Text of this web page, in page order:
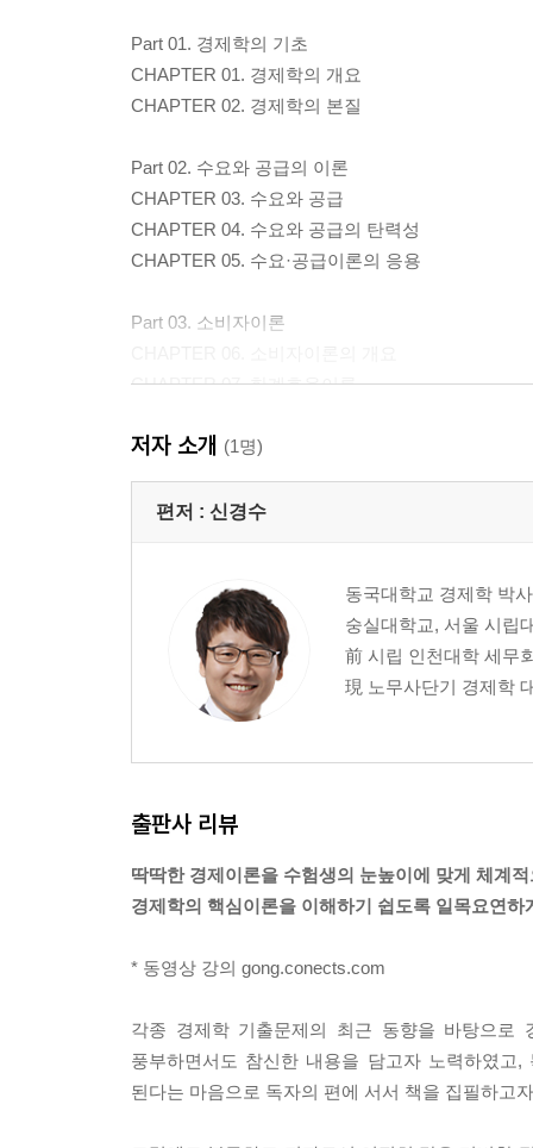
Part 01. 경제학의 기초
CHAPTER 01. 경제학의 개요
CHAPTER 02. 경제학의 본질
Part 02. 수요와 공급의 이론
CHAPTER 03. 수요와 공급
CHAPTER 04. 수요와 공급의 탄력성
CHAPTER 05. 수요·공급이론의 응용
Part 03. 소비자이론
CHAPTER 07. 한계효용이론
CHAPTER 09. 현시선호이론
CHAPTER 10. 소비자이론의 응용
CHAPTER 11. 기대효용이론
CHAPTER 12. 생산함수이론
CHAPTER 13. 비용함수이론
CHAPTER 14. 이윤극대화
Part 05. 생산물시장이론
CHAPTER 17. 독점적 경쟁시장
CHAPTER 19. 게임이론
CHAPTER 20. 생산요소시장의 이윤극대화
CHAPTER 22. 소득분배이론
Part 07. 일반균형이론과 후생경제학
저자 소개 (1명)
편저 : 신경수
동국대학교 경제학 박
숭실대학교, 서울 시립
前 시립 인천대학 세무
現 노무사단기 경제학
출판사 리뷰
딱딱한 경제이론을 수험생의 눈높이에 맞게 체계
경제학의 핵심이론을 이해하기 쉽도록 일목요연하
* 동영상 강의 gong.conects.com
각종 경제학 기출문제의 최근 동향을 바탕으로
풍부하면서도 참신한 내용을 담고자 노력하였
된다는 마음으로 독자의 편에 서서 책을 집필하고